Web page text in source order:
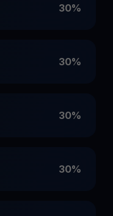
30%
30%
30%
30%